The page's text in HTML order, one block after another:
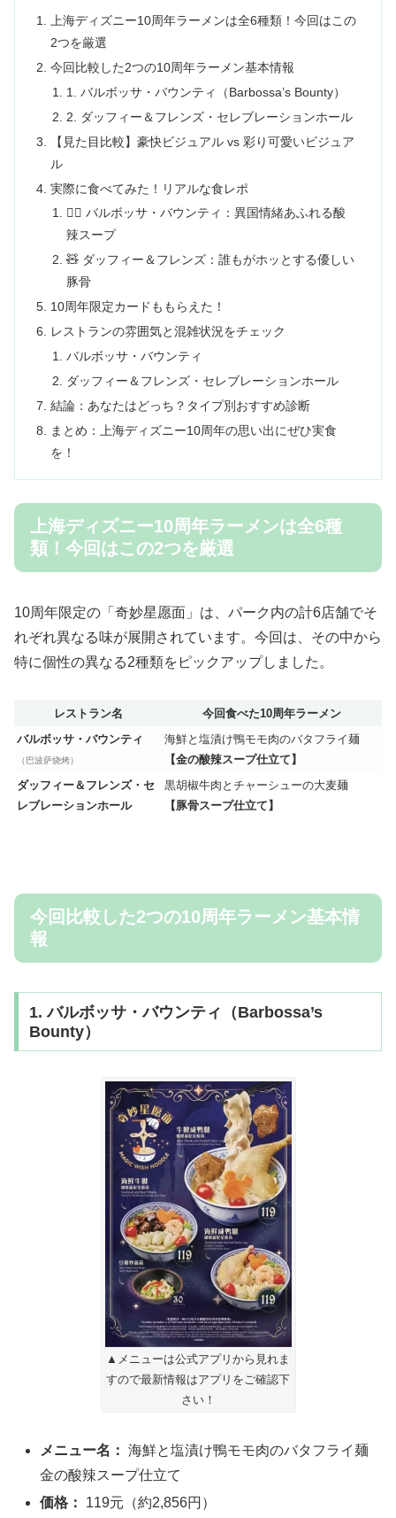
上海ディズニー10周年ラーメンは全6種類！今回はこの
2つを厳選
今回比較した2つの10周年ラーメン基本情報
1. バルボッサ・バウンティ（Barbossa’s Bounty）
2. ダッフィー＆フレンズ・セレブレーションホール
【見た目比較】豪快ビジュアル vs 彩り可愛いビジュア
ル
実際に食べてみた！リアルな食レポ
🏴‍☠️ バルボッサ・バウンティ：異国情緒あふれる酸
辣スープ
🧸 ダッフィー＆フレンズ：誰もがホッとする優しい
豚骨
10周年限定カードももらえた！
レストランの雰囲気と混雑状況をチェック
バルボッサ・バウンティ
ダッフィー＆フレンズ・セレブレーションホール
結論：あなたはどっち？タイプ別おすすめ診断
まとめ：上海ディズニー10周年の思い出にぜひ実食
を！
上海ディズニー10周年ラーメンは全6種
類！今回はこの2つを厳選
10周年限定の「奇妙星愿面」は、パーク内の計6店舗でそ
れぞれ異なる味が展開されています。今回は、その中から
特に個性の異なる2種類をピックアップしました。
レストラン名
今回食べた10周年ラーメン
バルボッサ・バウンティ
（巴波萨烧烤）
海鮮と塩漬け鴨モモ肉のバタフライ麺
【金の酸辣スープ仕立て】
ダッフィー＆フレンズ・セ
レブレーションホール
黒胡椒牛肉とチャーシューの大麦麺
【豚骨スープ仕立て】
今回比較した2つの10周年ラーメン基本情
報
1. バルボッサ・バウンティ（Barbossa’s
Bounty）
▲メニューは公式アプリから見れま
すので最新情報はアプリをご確認下
さい！
メニュー名： 海鮮と塩漬け鴨モモ肉のバタフライ麺
金の酸辣スープ仕立て
価格：
119元（約2,856円）